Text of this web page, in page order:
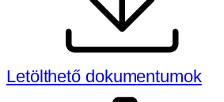
Letölthető dokumentumok